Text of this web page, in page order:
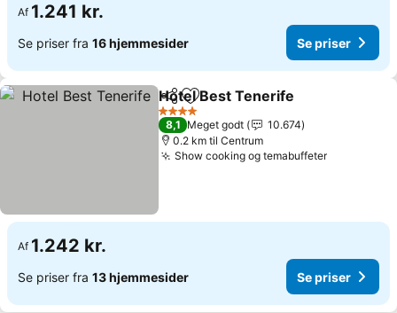
Af 1.241 kr.
Se priser fra 16 hjemmesider Se priser
Del Føj til favoritter
Hotel Best Tenerife
4 Stjerner
8,1 Meget godt
10.674
0.2 km til Centrum
Show cooking og temabuffeterSe priser
Af 1.242 kr.
Se priser fra 13 hjemmesider Se priser